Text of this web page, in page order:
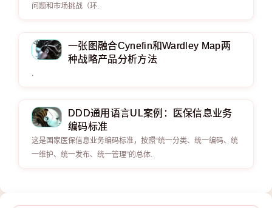
问题和市场挑战（环.
一张图融合Cynefin和Wardley Map两
种战略产品分析方法
.
DDD通用语言UL案例：医保信息业务
编码标准
这是国家医保信息业务编码标准，按照“统一分类、统一编码、统
一维护、统一发布、统一管理”的总体.